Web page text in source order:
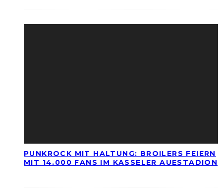
PUNKROCK MIT HALTUNG: BROILERS FEIERN
MIT 14.000 FANS IM KASSELER AUESTADION